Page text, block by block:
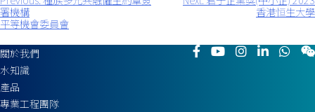
章
導
覽
署機構
平等機會委員會
香港恒生大學
關於我們
水知識
產品
專業工程團隊